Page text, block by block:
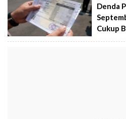
Denda
Cukup